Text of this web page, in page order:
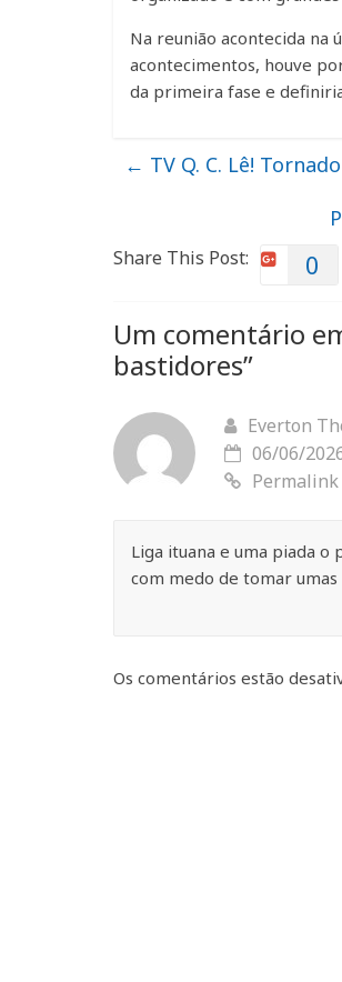
Na reunião acontecida na
acontecimentos, houve
da primeira fase e
← TV Q. C. Lê!
Share This Post: 0
Um comentário
bastidores”
Everton
06/06/
Permalink
Liga ituana e uma piada
com medo de tomar
Os comentários estão